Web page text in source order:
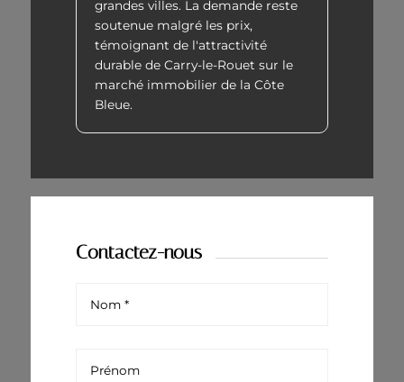
grandes villes. La demande reste
soutenue malgré les prix,
témoignant de l'attractivité
durable de Carry-le-Rouet sur le
marché immobilier de la Côte
Bleue.
Contactez-nous